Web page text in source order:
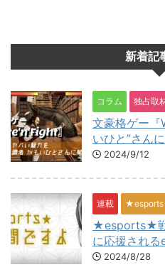
新着記
コラム 独占取
文豪格ゲー『
いひと”さん
2024/9/12
連載
★esports★戦
に応援される
2024/8/28